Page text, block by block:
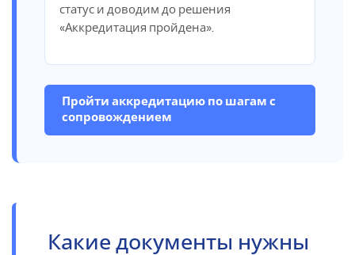
статус и доводим до решения
«Аккредитация пройдена».
Пройти аккредитацию по шагам с
сопровождением
Какие документы нужны